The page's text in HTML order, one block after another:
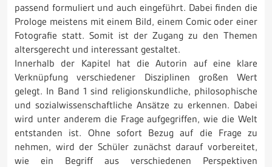
passend formuliert und auch eingeführt. Dabei finden die
Prologe meistens mit einem Bild, einem Comic oder einer
Fotografie statt. Somit ist der Zugang zu den Themen
altersgerecht und interessant gestaltet.
Innerhalb der Kapitel hat die Autorin auf eine klare
Verknüpfung verschiedener Disziplinen großen Wert
gelegt. In Band 1 sind religionskundliche, philosophische
und sozialwissenschaftliche Ansätze zu erkennen. Dabei
wird unter anderem die Frage aufgegriffen, wie die Welt
entstanden ist. Ohne sofort Bezug auf die Frage zu
nehmen, wird der Schüler zunächst darauf vorbereitet,
wie ein Begriff aus verschiedenen Perspektiven